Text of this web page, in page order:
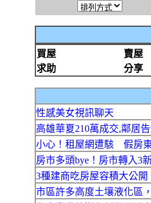
買屋
賣屋
求助
分享
性感美女視訊聊天
高雄華夏210萬成交,鄰居
小心！租屋網遭駭 假房
房市多頭bye！房市轉入3
3種建商吃房屋容積大公開
市區許多高度土壤液化區